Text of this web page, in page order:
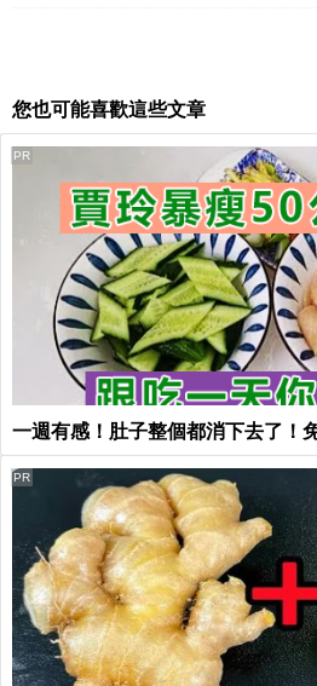
您也可能喜歡這些文章
一週有感！肚子整個都消下去了！
PR
PR